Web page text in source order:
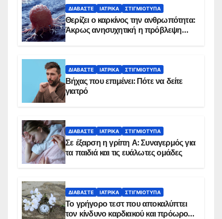
ΔΙΑΒΆΣΤΕ ΙΑΤΡΙΚΆ ΣΤΙΓΜΙΌΤΥΠΑ
Θερίζει ο καρκίνος την ανθρωπότητα:
Άκρως ανησυχητική η πρόβλεψη…
ΔΙΑΒΆΣΤΕ ΙΑΤΡΙΚΆ ΣΤΙΓΜΙΌΤΥΠΑ
Βήχας που επιμένει: Πότε να δείτε
γιατρό
ΔΙΑΒΆΣΤΕ ΙΑΤΡΙΚΆ ΣΤΙΓΜΙΌΤΥΠΑ
Σε έξαρση η γρίπη Α: Συναγερμός για
τα παιδιά και τις ευάλωτες ομάδες
ΔΙΑΒΆΣΤΕ ΙΑΤΡΙΚΆ ΣΤΙΓΜΙΌΤΥΠΑ
Το γρήγορο τεστ που αποκαλύπτει
τον κίνδυνο καρδιακού και πρόωρου